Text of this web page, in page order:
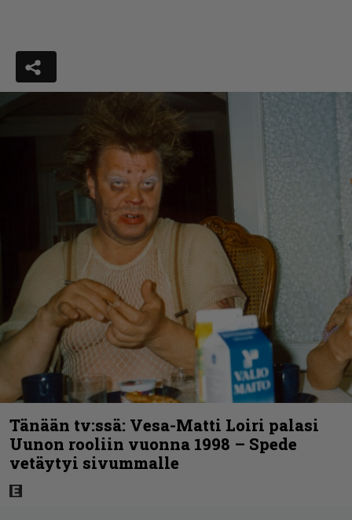
Tänään tv:ssä: Vesa-Matti Loiri palasi
Uunon rooliin vuonna 1998 – Spede
vetäytyi sivummalle